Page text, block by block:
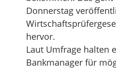
Donnerstag
hervor.
Laut Umfrage halten
Bankmanager für